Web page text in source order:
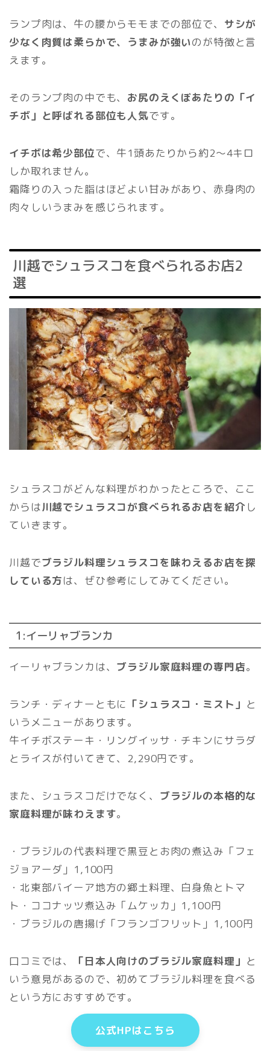
ランプ肉は、牛の腰からモモまでの部位で、 サシが
少なく肉質は柔らかで、うまみが強いのが特徴と言
えます。
そのランプ肉の中でも、 お尻のえくぼあたりの「イ
チボ」と呼ばれる部位も人気です。
イチボは希少部位で、牛1頭あたりから約2～4キロ
しか取れません。
霜降りの入った脂はほどよい甘みがあり、赤身肉の
肉々しいうまみを感じられます。
川越でシュラスコを食べられるお店2
選
シュラスコがどんな料理がわかったところで、ここ
からは川越でシュラスコが食べられるお店を紹介 し
ていきます。
川越でブラジル料理シュラスコを味わえるお店を探
している方は、ぜひ参考にしてみてください。
1:イーリャブランカ
イーリャブランカは、 ブラジル家庭料理の専門店。
ランチ・ディナーともに 「シュラスコ・ミスト」 と
いうメニューがあります。
牛イチボステーキ・リングイッサ・チキンにサラダ
とライスが付いてきて、2,290円です。
また、シュラスコだけでなく、 ブラジルの本格的な
家庭料理が味わえます。
・ブラジルの代表料理で黒豆とお肉の煮込み「フェ
ジョアーダ」1,100円
・北東部バイーア地方の郷土料理、白身魚とトマ
ト・ココナッツ煮込み「ムケッカ」1,100円
・ブラジルの唐揚げ「フランゴフリット」1,100円
口コミでは、 「日本人向けのブラジル家庭料理」 と
いう意見があるので、初めてブラジル料理を食べる
という方におすすめです。
公式HPはこちら